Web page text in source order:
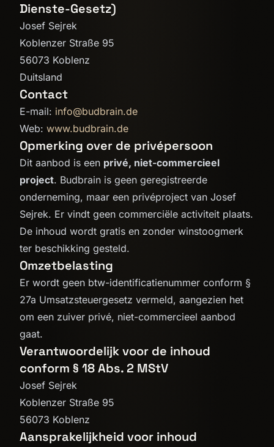
Dienste-Gesetz)
Josef Sejrek
Koblenzer Straße 95
56073 Koblenz
Duitsland
Contact
E-mail: info@budbrain.de
Web: www.budbrain.de
Opmerking over de privépersoon
Dit aanbod is een privé, niet-commercieel
project. Budbrain is geen geregistreerde
onderneming, maar een privéproject van Josef
Sejrek. Er vindt geen commerciële activiteit plaats.
De inhoud wordt gratis en zonder winstoogmerk
ter beschikking gesteld.
Omzetbelasting
Er wordt geen btw-identificatienummer conform §
27a Umsatzsteuergesetz vermeld, aangezien het
om een zuiver privé, niet-commercieel aanbod
gaat.
Verantwoordelijk voor de inhoud
conform § 18 Abs. 2 MStV
Josef Sejrek
Koblenzer Straße 95
56073 Koblenz
Aansprakelijkheid voor inhoud